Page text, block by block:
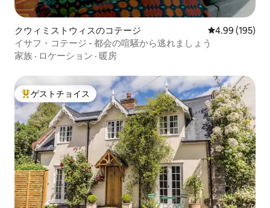
クウィミストウィスのコテージ レビュー195
4.99 (195)
イサフ・コテージ - 都会の喧騒から逃れましょう
家族 · ロケーション · 暖房
大好評のゲストチョイスです。
ゲストチョイス